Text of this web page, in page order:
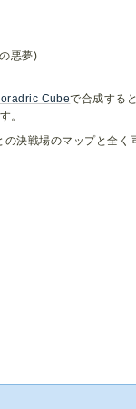
悪夢)
Cubeで合成する
。
決戦場のマップと全く